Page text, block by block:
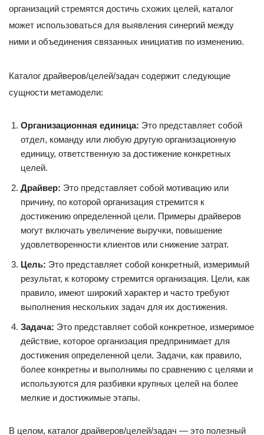
организаций стремятся достичь схожих целей, каталог
может использоваться для выявления синергий между
ними и объединения связанных инициатив по изменению.
Каталог драйверов/целей/задач содержит следующие
сущности метамодели:
Организационная единица: Это представляет собой
отдел, команду или любую другую организационную
единицу, ответственную за достижение конкретных
целей.
Драйвер: Это представляет собой мотивацию или
причину, по которой организация стремится к
достижению определенной цели. Примеры драйверов
могут включать увеличение выручки, повышение
удовлетворенности клиентов или снижение затрат.
Цель: Это представляет собой конкретный, измеримый
результат, к которому стремится организация. Цели, как
правило, имеют широкий характер и часто требуют
выполнения нескольких задач для их достижения.
Задача: Это представляет собой конкретное, измеримое
действие, которое организация предпринимает для
достижения определенной цели. Задачи, как правило,
более конкретны и выполнимы по сравнению с целями и
используются для разбивки крупных целей на более
мелкие и достижимые этапы.
В целом, каталог драйверов/целей/задач — это полезный